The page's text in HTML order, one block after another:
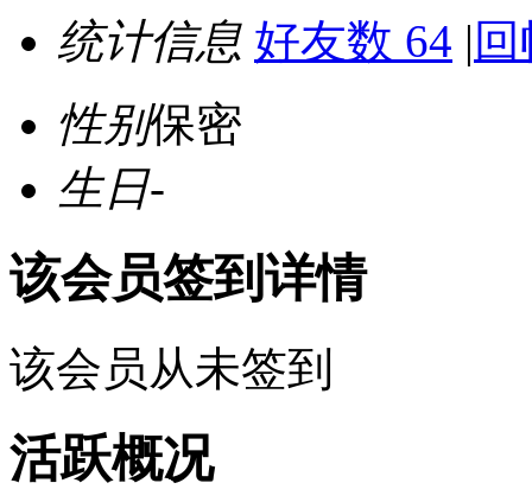
统计信息 好友数 64 |
性别保密
生日-
该会员签到详情
该会员从未签到
活跃概况